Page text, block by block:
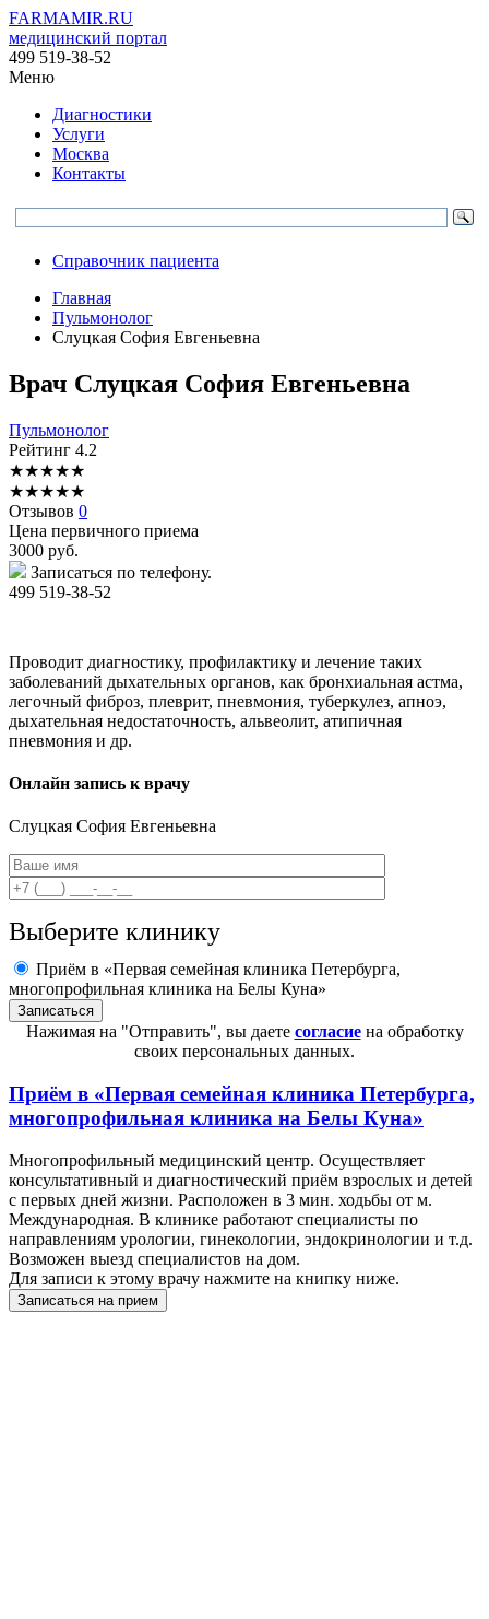
FARMAMIR.RU
медицинский портал
499 519-38-52
Меню
Диагностики
Услуги
Москва
Контакты
Справочник пациента
Главная
Пульмонолог
Слуцкая София Евгеньевна
Врач Слуцкая София Евгеньевна
Пульмонолог
Рейтинг 4.2
★★★★★
★★★★★
Отзывов 0
Цена первичного приема
3000 руб.
Записаться по телефону.
499 519-38-52
Проводит диагностику, профилактику и лечение таких
заболеваний дыхательных органов, как бронхиальная астма,
легочный фиброз, плеврит, пневмония, туберкулез, апноэ,
дыхательная недостаточность, альвеолит, атипичная
пневмония и др.
Онлайн запись к врачу
Слуцкая София Евгеньевна
Выберите клинику
Приём в «Первая семейная клиника Петербурга,
многопрофильная клиника на Белы Куна»
Нажимая на "Отправить", вы даете согласиена обработку
своих персональных данных.
Приём в «Первая семейная клиника Петербурга,
многопрофильная клиника на Белы Куна»
Многопрофильный медицинский центр. Осуществляет
консультативный и диагностический приём взрослых и детей
с первых дней жизни. Расположен в 3 мин. ходьбы от м.
Международная. В клинике работают специалисты по
направлениям урологии, гинекологии, эндокринологии и т.д.
Возможен выезд специалистов на дом.
Для записи к этому врачу нажмите на книпку ниже.
Записаться на прием